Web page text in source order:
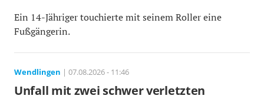
Ein 14-Jähriger touchierte mit seinem Roller eine
Fußgängerin.
Wendlingen | 07.08.2026 - 11:46
Unfall mit zwei schwer verletzten